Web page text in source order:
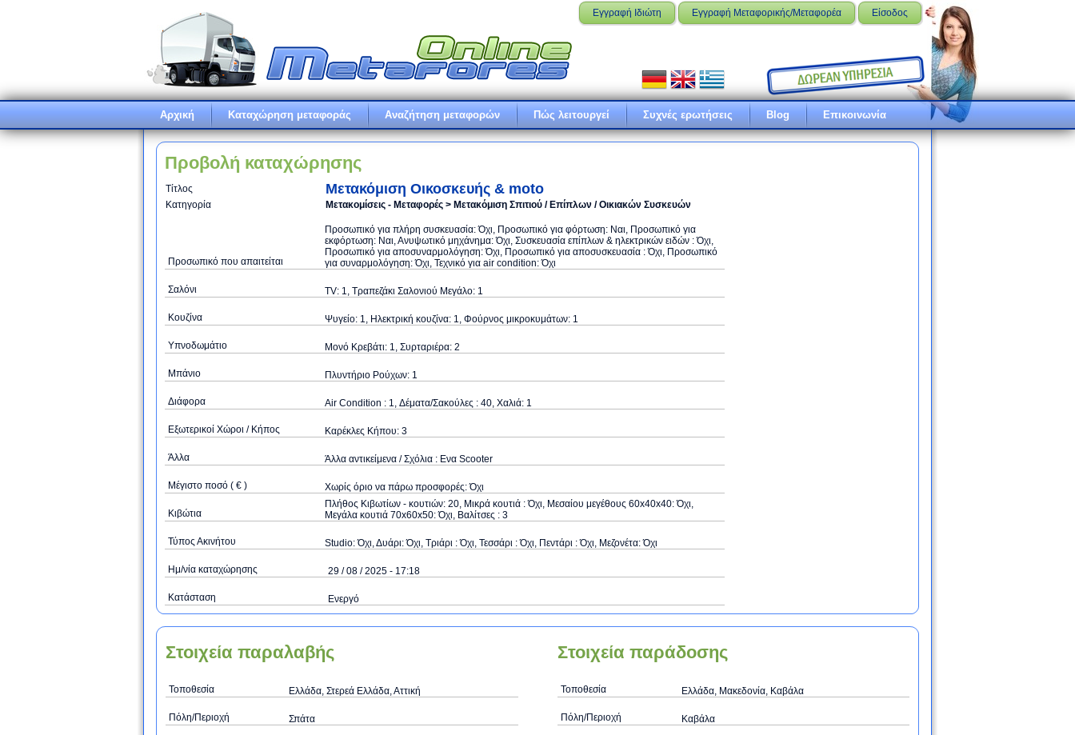
Εγγραφή Ιδιώτη Εγγραφή Μεταφορικής/Μεταφορέα Είσοδος
Αρχική Καταχώρηση μεταφοράς Αναζήτηση μεταφορών Πώς λειτουργεί Συχνές ερωτήσεις Blog Επικοινωνία
Προβολή καταχώρησης
Τίτλος Μετακόμιση Οικοσκευής & moto
Κατηγορία Μετακομίσεις - Μεταφορές > Μετακόμιση Σπιτιού / Επίπλων / Οικιακών Συσκευών
Προσωπικό που απαιτείται
Προσωπικό για πλήρη συσκευασία: Όχι, Προσωπικό για φόρτωση: Ναι, Προσωπικό για
εκφόρτωση: Ναι, Ανυψωτικό μηχάνημα: Όχι, Συσκευασία επίπλων & ηλεκτρικών ειδών : Όχι,
Προσωπικό για αποσυναρμολόγηση: Όχι, Προσωπικό για αποσυσκευασία : Όχι, Προσωπικό
για συναρμολόγηση: Όχι, Τεχνικό για air condition: Όχι
Σαλόνι TV: 1, Τραπεζάκι Σαλονιού Μεγάλο: 1
Κουζίνα Ψυγείο: 1, Ηλεκτρική κουζίνα: 1, Φούρνος μικροκυμάτων: 1
Υπνοδωμάτιο Μονό Κρεβάτι: 1, Συρταριέρα: 2
Μπάνιο Πλυντήριο Ρούχων: 1
Διάφορα Air Condition : 1, Δέματα/Σακούλες : 40, Χαλιά: 1
Εξωτερικοί Χώροι / Κήπος Καρέκλες Κήπου: 3
Άλλα Άλλα αντικείμενα / Σχόλια : Ενα Scooter
Μέγιστο ποσό ( € ) Xωρίς όριο να πάρω προσφορές: Όχι
Κιβώτια
Πλήθος Κιβωτίων - κουτιών: 20, Μικρά κουτιά : Όχι, Μεσαίου μεγέθους 60x40x40: Όχι,
Μεγάλα κουτιά 70x60x50: Όχι, Βαλίτσες : 3
Τύπος Ακινήτου Studio: Όχι, Δυάρι: Όχι, Τριάρι : Όχι, Τεσσάρι : Όχι, Πεντάρι : Όχι, Μεζονέτα: Όχι
Ημ/νία καταχώρησης 29 / 08 / 2025 - 17:18
Κατάσταση Ενεργό
Στοιχεία παραλαβής
Τοποθεσία Ελλάδα, Στερεά Ελλάδα, Αττική
Πόλη/Περιοχή Σπάτα
Στοιχεία παράδοσης
Τοποθεσία Ελλάδα, Μακεδονία, Καβάλα
Πόλη/Περιοχή Καβάλα